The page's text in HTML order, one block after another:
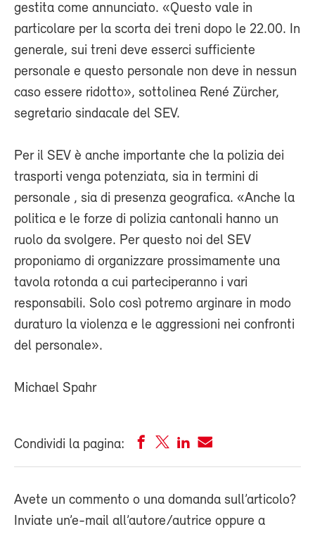
gestita come annunciato. «Questo vale in
particolare per la scorta dei treni dopo le 22.00. In
generale, sui treni deve esserci sufficiente
personale e questo personale non deve in nessun
caso essere ridotto», sottolinea René Zürcher,
segretario sindacale del SEV.
Per il SEV è anche importante che la polizia dei
trasporti venga potenziata, sia in termini di
personale , sia di presenza geografica. «Anche la
politica e le forze di polizia cantonali hanno un
ruolo da svolgere. Per questo noi del SEV
proponiamo di organizzare prossimamente una
tavola rotonda a cui parteciperanno i vari
responsabili. Solo così potremo arginare in modo
duraturo la violenza e le aggressioni nei confronti
del personale».
Michael Spahr
Condividi la pagina:
Avete un commento o una domanda sull’articolo?
Inviate un’e-mail all’autore/autrice oppure a